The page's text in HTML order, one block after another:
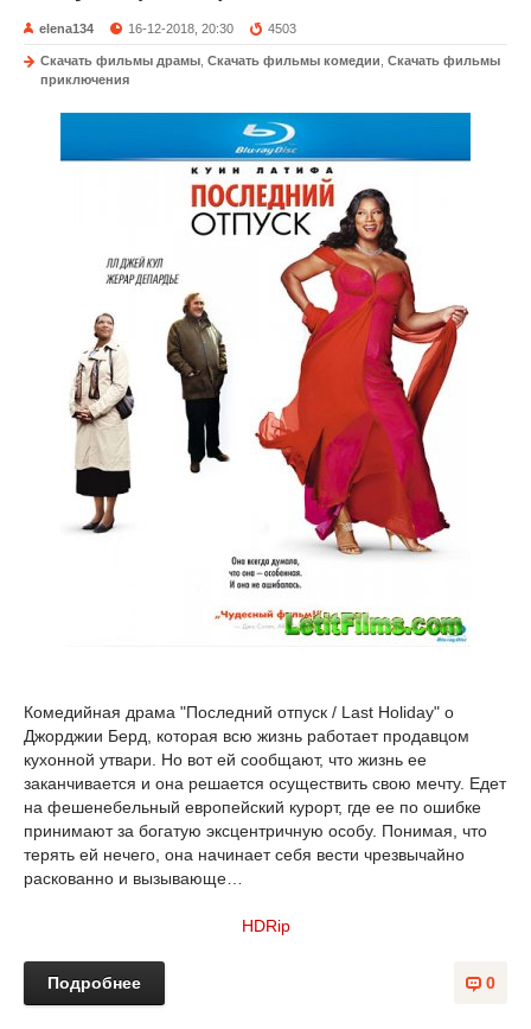
elena134 16-12-2018, 20:30 4503
Скачать фильмы драмы Скачать фильмы комедии Скачать фильмы
приключения
Комедийная драма "Последний отпуск / Last Holiday" о
Джорджии Берд, которая всю жизнь работает продавцом
кухонной утвари. Но вот ей сообщают, что жизнь ее
заканчивается и она решается осуществить свою мечту. Едет
на фешенебельный европейский курорт, где ее по ошибке
принимают за богатую эксцентричную особу. Понимая, что
терять ей нечего, она начинает себя вести чрезвычайно
раскованно и вызывающе…
HDRip
0
Подробнее